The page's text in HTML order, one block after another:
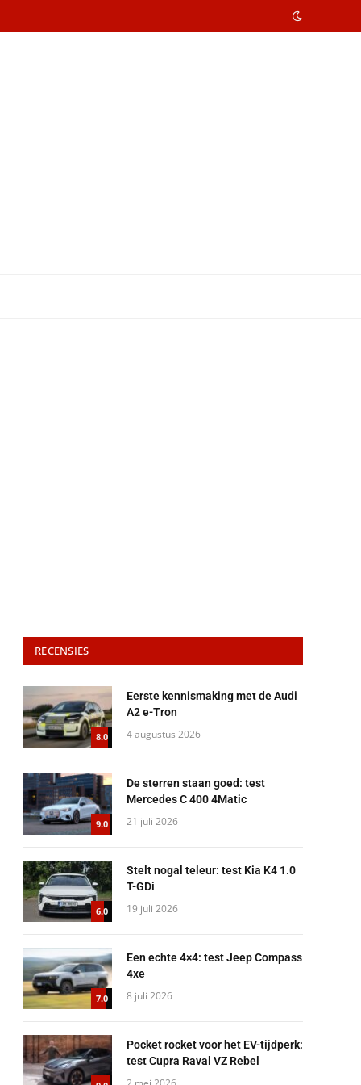
RECENSIES
8.0
Eerste kennismaking met de Audi
A2 e-Tron
4 augustus 2026
9.0
De sterren staan goed: test
Mercedes C 400 4Matic
21 juli 2026
6.0
Stelt nogal teleur: test Kia K4 1.0
T-GDi
19 juli 2026
7.0
Een echte 4×4: test Jeep Compass
4xe
8 juli 2026
Pocket rocket voor het EV-tijdperk:
test Cupra Raval VZ Rebel